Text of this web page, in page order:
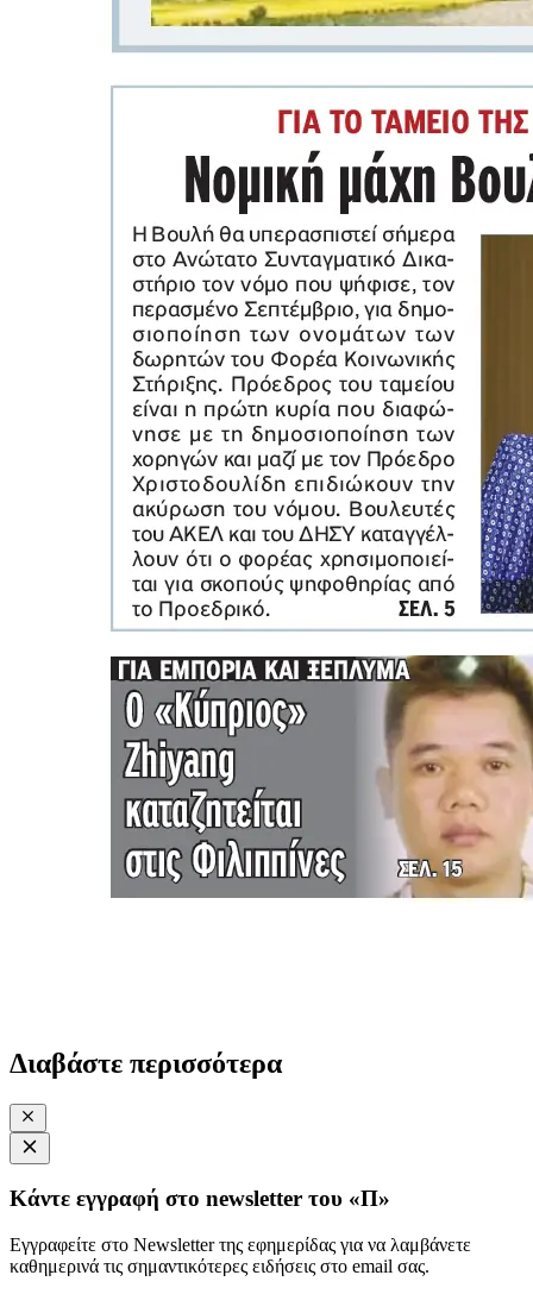
Διαβάστε περισσότερα
Κάντε εγγραφή στο newsletter του «Π»
Εγγραφείτε στο Newsletter της εφημερίδας για να λαμβάνετε
καθημερινά τις σημαντικότερες ειδήσεις στο email σας.